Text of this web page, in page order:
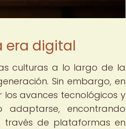
era digital
culturas a lo largo de la
Sin embargo, en
avances tecnológicos y
encontrando
través de plataformas en